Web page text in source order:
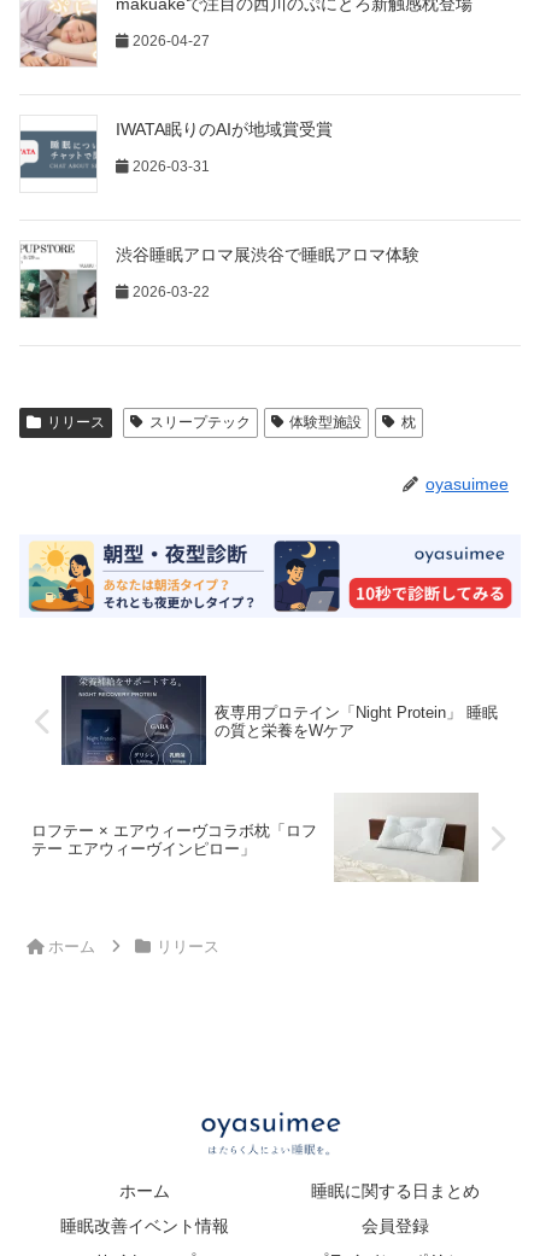
makuakeで注目の西川のぷにとろ新触感枕登場
2026-04-27
IWATA眠りのAIが地域賞受賞
2026-03-31
渋谷睡眠アロマ展渋谷で睡眠アロマ体験
2026-03-22
リリース スリープテック 体験型施設 枕
oyasuimee
夜専用プロテイン「Night Protein」 睡眠
の質と栄養をWケア
ロフテー × エアウィーヴコラボ枕「ロフ
テー エアウィーヴインピロー」
ホーム リリース
ホーム
睡眠に関する日まとめ
睡眠改善イベント情報
会員登録